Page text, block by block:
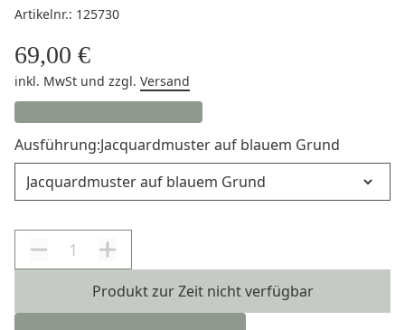
Artikelnr.: 125730
69,00 €
inkl. MwSt und zzgl. Versand
Ausführung:Jacquardmuster auf blauem Grund
Produkt zur Zeit nicht verfügbar